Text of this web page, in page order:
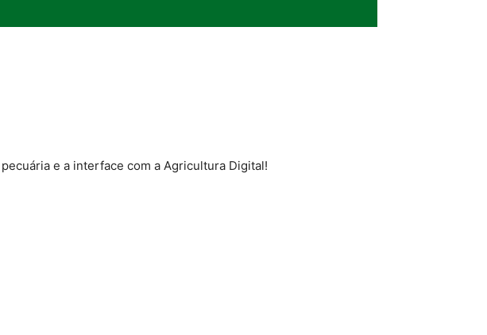
e a interface com a Agricultura Digital!